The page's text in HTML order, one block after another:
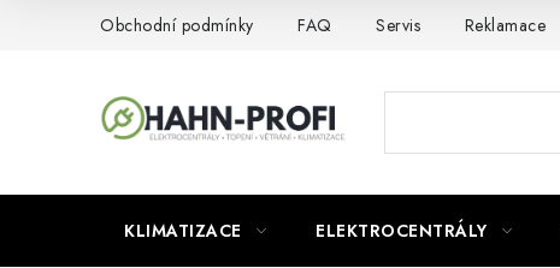
Obchodní podmínky FAQ Servis Reklamace
KLIMATIZACE ELEKTROCENTRÁLY